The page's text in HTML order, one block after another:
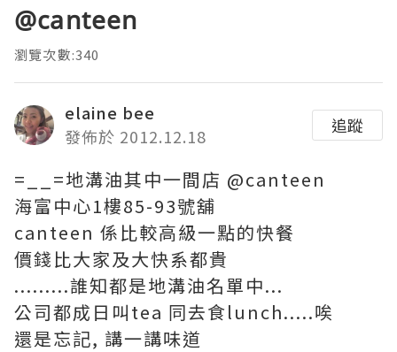
@canteen
瀏覽次數:340
elaine bee
發佈於 2012.12.18
追蹤
=__=地溝油其中一間店 @canteen
海富中心1樓85-93號舖
canteen 係比較高級一點的快餐
價錢比大家及大快系都貴
.........誰知都是地溝油名單中...
公司都成日叫tea 同去食lunch.....唉
還是忘記, 講一講味道